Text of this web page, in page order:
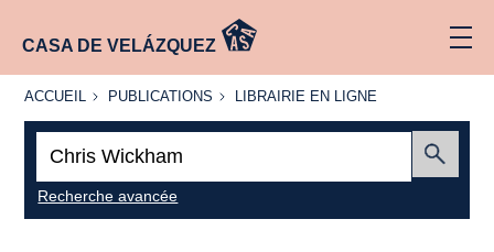
CASA DE VELÁZQUEZ
ACCUEIL
ACCUEIL PUBLICATIONS
PUBLICATIONS
LIBRAIRIE
LIBRAIRIE EN LIGNE
Recherche avancée